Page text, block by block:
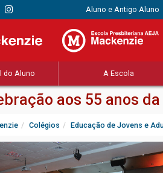
Aluno e Antigo Aluno
do Aluno A Escola
aos 55 anos
Colégios Educação de Jovens e